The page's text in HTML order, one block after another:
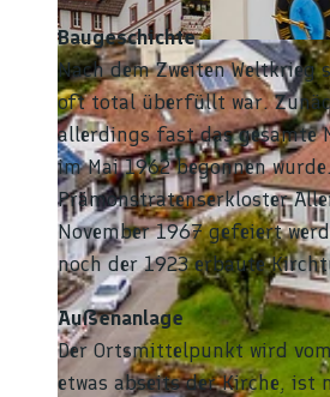
© Tourist-Info Ottenhöfen (c) Nicolai Stotz |CC-BY-SA
Baugeschichte
Nach dem Zweiten
oft total überfüllt war.
allerdings fast das gesamte
im Mai 1962 begonnen
Prämonstratenserkloster
November 1967 gefeiert
noch der 1923 erbaute
Außenanlage
Der Ortsmittelpunkt wird
etwas abseits der Kirche,